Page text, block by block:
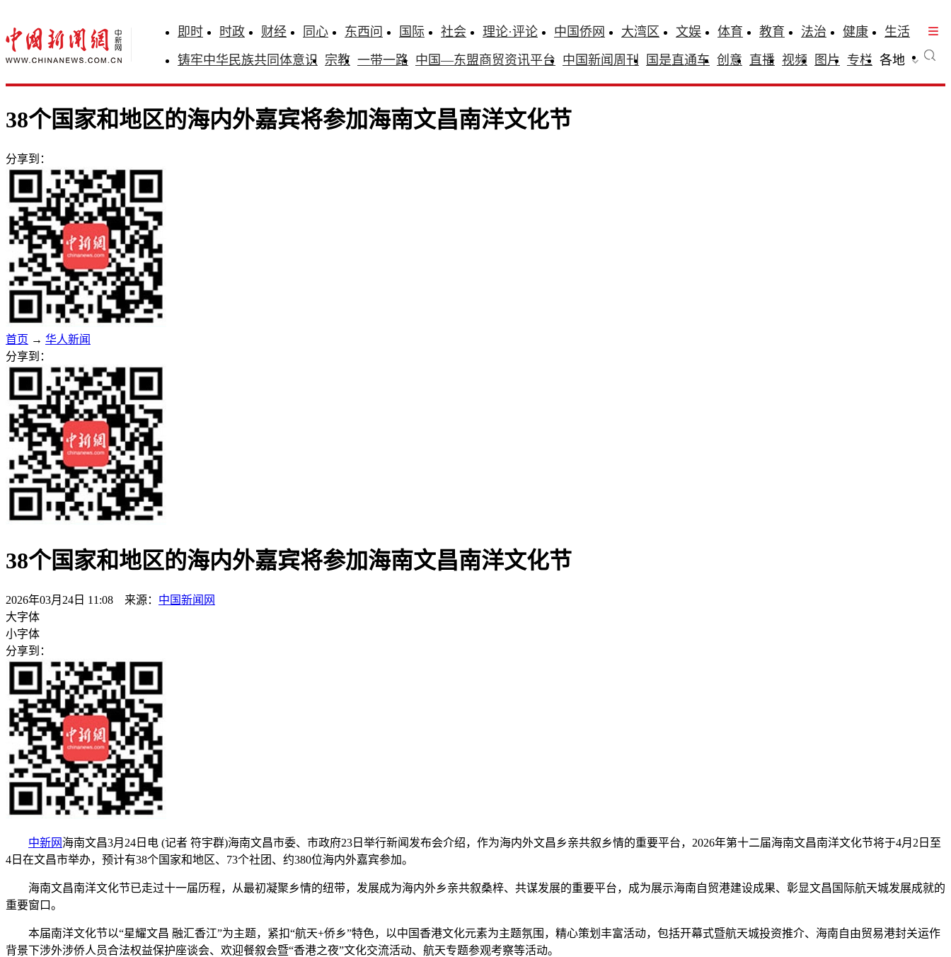
即时 时政 财经 同心 东西问 国际 社会 理论·评论 中国侨网 大湾区 文娱 体育 教育 法治 健康
生活
铸牢中华民族共同体意识 宗教 一带一路 中国—东盟商贸资讯平台 中国新闻周刊 国是直通车 创意 直播 视频 图片 专栏 各地
38个国家和地区的海内外嘉宾将参加海南文昌南洋文化节
分享到：
首页 → 华人新闻
分享到：
38个国家和地区的海内外嘉宾将参加海南文昌南洋文化节
2026年03月24日 11:08 来源： 中国新闻网
大字体
小字体
分享到：
中新网 海南文昌3月24日电 (记者 符宇群)海南文昌市委、市政府23日举行新闻发布会介绍，作为海内外文昌乡亲共叙乡情的重要平台，2026年第十二届海南文昌南洋文化节将于4月2日至
4日在文昌市举办，预计有38个国家和地区、73个社团、约380位海内外嘉宾参加。
海南文昌南洋文化节已走过十一届历程，从最初凝聚乡情的纽带，发展成为海内外乡亲共叙桑梓、共谋发展的重要平台，成为展示海南自贸港建设成果、彰显文昌国际航天城发展成就的
重要窗口。
本届南洋文化节以“星耀文昌 融汇香江”为主题，紧扣“航天+侨乡”特色，以中国香港文化元素为主题氛围，精心策划丰富活动，包括开幕式暨航天城投资推介、海南自由贸易港封关运作
背景下涉外涉侨人员合法权益保护座谈会、欢迎餐叙会暨“香港之夜”文化交流活动、航天专题参观考察等活动。